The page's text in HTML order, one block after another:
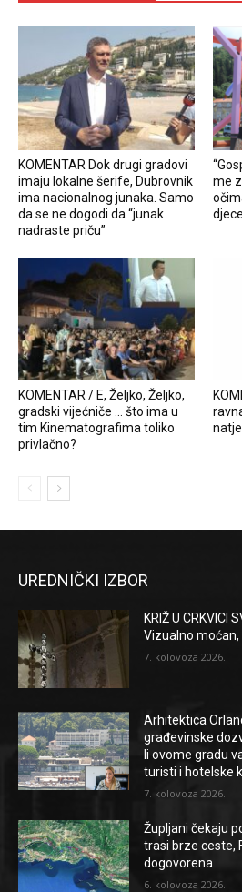
KOMENTAR Dok drugi gradovi
imaju lokalne šerife, Dubrovnik
ima nacionalnog junaka. Samo
da se ne dogodi da “junak
nadraste priču”
me
KOMENTAR / E, Željko, Željko,
gradski vijećniče … što ima u
tim Kinematografima toliko
privlačno?
UREDNIČKI IZBOR
KRIŽ U CRKVICI
Vizualno
7. kolovoza 2026.
Arhitektica
građevinske
li ovome gradu
turisti i hotelske
7. kolovoza 2026.
Župljani čekaju
trasi brze ceste,
dogovorena
6. kolovoza 2026.